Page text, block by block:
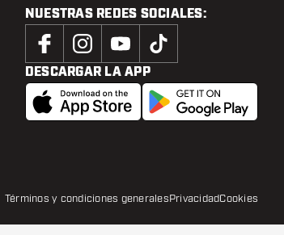
NUESTRAS REDES SOCIALES:
DESCARGAR LA APP
Términos y condiciones generalesPrivacidadCookies